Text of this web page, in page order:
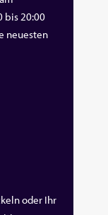
bis 20:00
neuesten
oder Ihr